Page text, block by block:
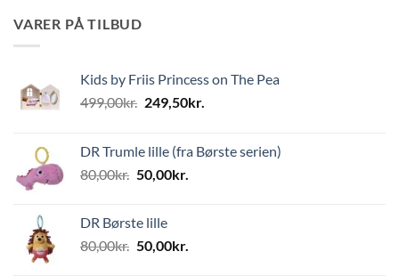
VARER PÅ TILBUD
Kids by Friis Princess on The Pea
499,00kr. Den
var:
499,00kr..
249,50kr.
er:
DR Trumle lille (fra Børste serien)
80,00kr. Den
var:
80,00kr..
50,00kr.
50,00kr..
DR Børste lille
80,00kr. Den
50,00kr.